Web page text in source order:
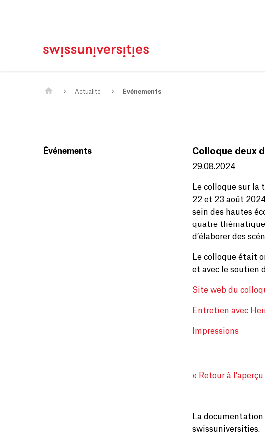
Plan du site
Actualité Événements
Événements Colloque deux
29.08.2024
Le colloque sur la
22 et 23 août
sein des hautes
quatre
d’élaborer des
Le colloque était
et avec le soutien
Site web du
Entretien avec
Impressions
« Retour à l'aperçu
La
swissuniversities.